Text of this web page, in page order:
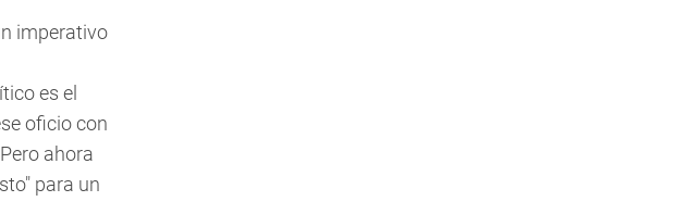
imperativo
es el
oficio con
ahora
para un